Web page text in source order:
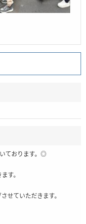
ております。◎
す。
せていただきます。